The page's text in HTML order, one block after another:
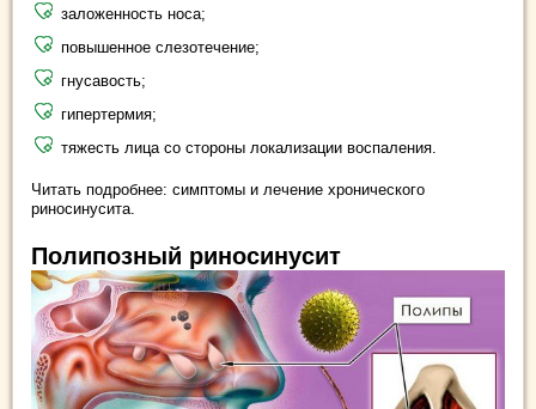
заложенность носа;
повышенное слезотечение;
гнусавость;
гипертермия;
тяжесть лица со стороны локализации воспаления.
Читать подробнее: симптомы и лечение хронического
риносинусита.
Полипозный риносинусит